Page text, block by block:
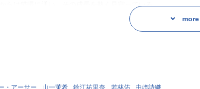
らは猫暖に通い、その成長を熱く見守っている。
more
・アーサー 山一茉希 鈴江祐里奈 若林佑
由崎詩織